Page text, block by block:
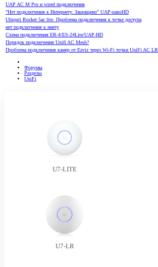
UAP AC M Pro и wired подключения
"Нет подключения к Интернету. Защищено" UAP-nanoHD
Ubiquti Rocket 5ac lite. Проблема подключения к точке доступа
нет подключения к инету
Схема подключения ER-4/ES-24Lite/UAP-HD
Порядок подключения Unifi AC Mesh?
Проблема подключения камер от Ezviz через Wi-Fi точки UniFi AC LR
Форумы
Разделы
UniFi
U7-LITE
U7-LR